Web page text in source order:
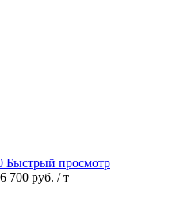
Быстрый просмотр
700 руб. / т